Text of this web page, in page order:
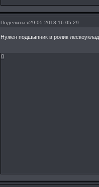
Поделиться29.05.2018 16:05:29
Нужен подшыпник в ролик
0